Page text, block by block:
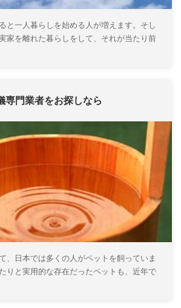
と一人暮らしを始める人が増えます。そし
家を離れた暮らしをして、それが当たり前
専門業者をお探しなら
、日本では多くの人がペットを飼っていま
りと実用的な存在だったペットも、近年で